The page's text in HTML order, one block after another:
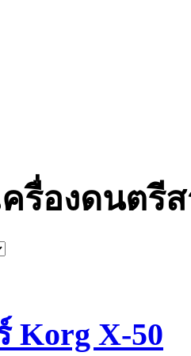
รื่องดนตรี
Korg X-50